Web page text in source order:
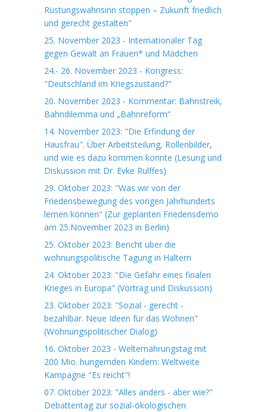
Rüstungswahnsinn stoppen – Zukunft friedlich
und gerecht gestalten"
25. November 2023 - Internationaler Tag
gegen Gewalt an Frauen* und Mädchen
24.- 26. November 2023 - Kongress:
"Deutschland im Kriegszustand?"
20. November 2023 - Kommentar: Bahnstreik,
Bahndilemma und „Bahnreform“
14. November 2023: "Die Erfindung der
Hausfrau". Über Arbeitsteilung, Rollenbilder,
und wie es dazu kommen konnte (Lesung und
Diskussion mit Dr. Evke Rulffes)
29. Oktober 2023: "Was wir von der
Friedensbewegung des vorigen Jahrhunderts
lernen können" (Zur geplanten Friedensdemo
am 25.November 2023 in Berlin)
25. Oktober 2023: Bericht über die
wohnungspolitische Tagung in Haltern
24. Oktober 2023: "Die Gefahr eines finalen
Krieges in Europa" (Vortrag und Diskussion)
23. Oktober 2023: "Sozial - gerecht -
bezahlbar. Neue Ideen für das Wohnen"
(Wohnungspolitischer Dialog)
16. Oktober 2023 - Welternährungstag mit
200 Mio. hungernden Kindern: Weltweite
Kampagne "Es reicht"!
07. Oktober 2023: "Alles anders - aber wie?"
Debattentag zur sozial-ökologischen